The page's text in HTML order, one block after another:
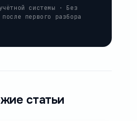
системы · Без
после первого разбора
статьи